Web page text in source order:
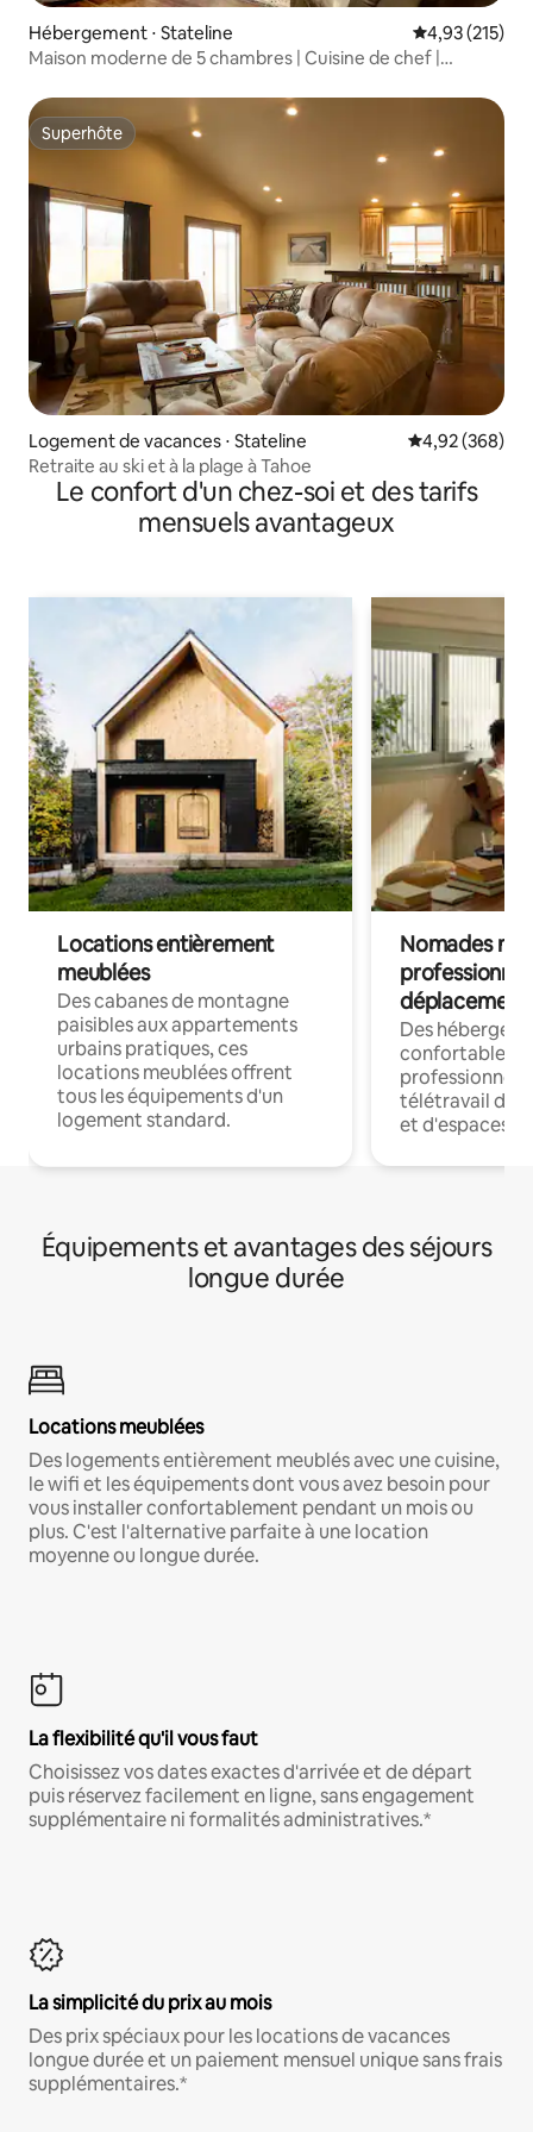
Hébergement ⋅ Stateline Évaluation
4,93 (215)
Maison moderne de 5 chambres | Cuisine de chef |
Superhôte
Superhôte
Logement de vacances ⋅ Stateline Évaluation
4,92 (368)
Retraite au ski et à la plage à Tahoe
Le confort d'un chez-soi et des tarifs
mensuels avantageux
Locations entièrement
meublées
Des cabanes de montagne
paisibles aux appartements
urbains pratiques, ces
locations meublées offrent
tous les équipements d'un
logement standard.
Nomades
déplacement
Des
confortables
professionnels
télétravail
et d'espaces
Équipements et avantages des séjours
longue durée
Locations meublées
Des logements entièrement meublés avec une cuisine,
le wifi et les équipements dont vous avez besoin pour
vous installer confortablement pendant un mois ou
plus. C'est l'alternative parfaite à une location
moyenne ou longue durée.
La flexibilité qu'il vous faut
Choisissez vos dates exactes d'arrivée et de départ
puis réservez facilement en ligne, sans engagement
supplémentaire ni formalités administratives.*
La simplicité du prix au mois
Des prix spéciaux pour les locations de vacances
longue durée et un paiement mensuel unique sans frais
supplémentaires.*